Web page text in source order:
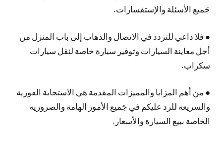
جَميع الأسئلة والإستفسارات.
● فلا داعي للتردد في الاتصال والذهاب إلى باب المنزل من
أجل معاينة السيارات وتوفير سيارة خاصة لنقل سيارات
سكراب.
● من أهم المزايا والمميزات المقدمة هي الاستجابة الفورية
والسريعة للرد عليكم في جَميع الأمور الهامة والضرورية
الخاصة ببيع السيارة والأسعار.